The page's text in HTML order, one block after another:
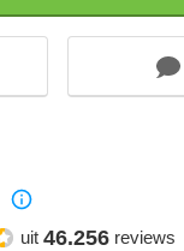
uit 46.256 reviews